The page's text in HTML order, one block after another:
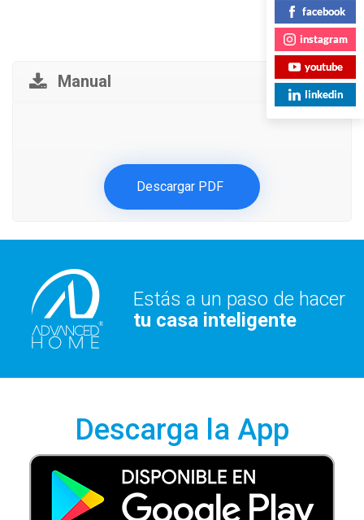
Manual
Descargar PDF
Estás a un paso de hacer
tu casa inteligente
Descarga la App
facebook
instagram
youtube
linkedin